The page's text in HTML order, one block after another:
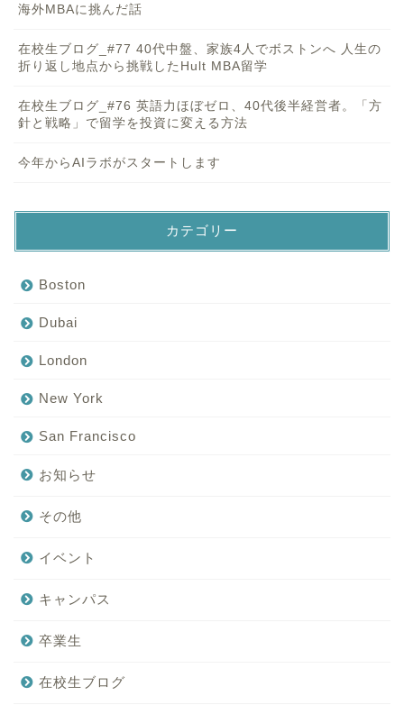
海外MBAに挑んだ話
在校生ブログ_#77 40代中盤、家族4人でボストンへ 人生の
折り返し地点から挑戦したHult MBA留学
在校生ブログ_#76 英語力ほぼゼロ、40代後半経営者。「方
針と戦略」で留学を投資に変える方法
今年からAIラボがスタートします
カテゴリー
Boston
Dubai
London
New York
San Francisco
お知らせ
その他
イベント
キャンパス
卒業生
在校生ブログ